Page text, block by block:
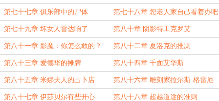
第七十七章 俱乐部中的尸体 第七十八章 您老人家自己看着办吧
第七十九章 坏女人雷达响了 第八十章 阴影特工克罗艾
第八十一章 影魔：你怎么敢的？ 第八十二章 夏洛克的推测
第八十三章 爱德华的摊牌 第八十四章 千面艾华斯
第八十五章 米娜夫人的占卜店 第八十六章 雕刻家拉尔斯·格雷厄
姆
第八十七章 伊莎贝尔有些开心 第八十八章 超越道途的准则